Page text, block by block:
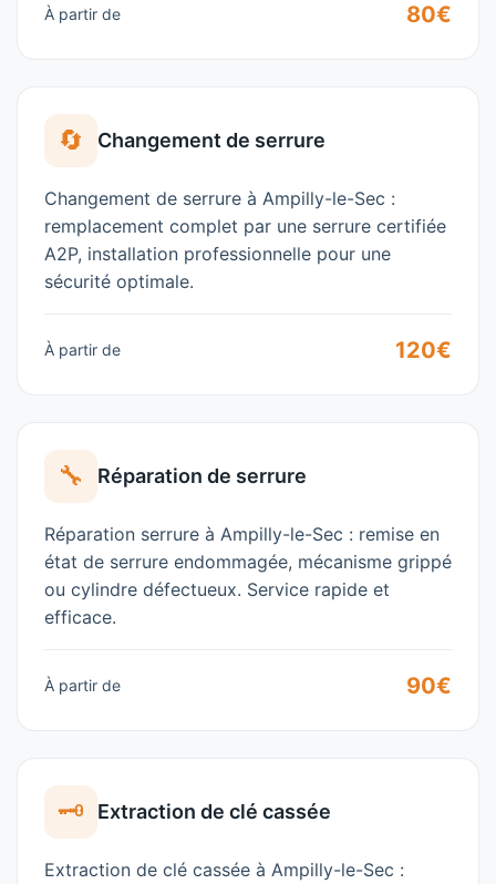
À partir de 80€
🔄 Changement de serrure
Changement de serrure à Ampilly-le-Sec :
remplacement complet par une serrure certifiée
A2P, installation professionnelle pour une
sécurité optimale.
À partir de 120€
🔧 Réparation de serrure
Réparation serrure à Ampilly-le-Sec : remise en
état de serrure endommagée, mécanisme grippé
ou cylindre défectueux. Service rapide et
efficace.
À partir de 90€
🗝️ Extraction de clé cassée
Extraction de clé cassée à Ampilly-le-Sec :